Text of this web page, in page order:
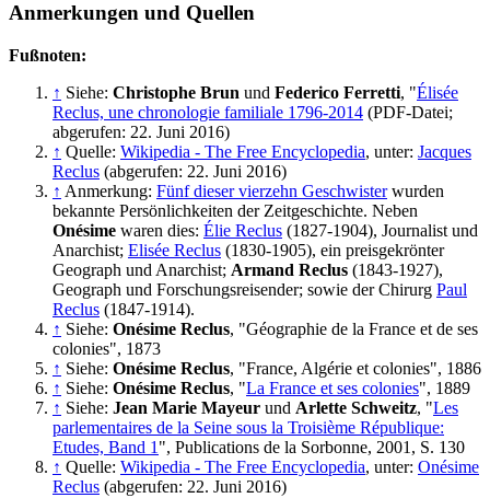
Anmerkungen und Quellen
Fußnoten:
↑ Siehe: Christophe Brun und Federico Ferretti, "Élisée
Reclus, une chronologie familiale 1796-2014 (PDF-Datei;
abgerufen: 22. Juni 2016)
↑ Quelle: Wikipedia - The Free Encyclopedia, unter: Jacques
Reclus (abgerufen: 22. Juni 2016)
↑ Anmerkung: Fünf dieser vierzehn Geschwisterwurden
bekannte Persönlichkeiten der Zeitgeschichte. Neben
Onésime waren dies: Élie Reclus (1827-1904), Journalist und
Anarchist; Elisée Reclus (1830-1905), ein preisgekrönter
Geograph und Anarchist; Armand Reclus (1843-1927),
Geograph und Forschungsreisender; sowie der Chirurg Paul
Reclus (1847-1914).
↑ Siehe: Onésime Reclus, "Géographie de la France et de ses
colonies", 1873
↑ Siehe: Onésime Reclus, "France, Algérie et colonies", 1886
↑ Siehe: Onésime Reclus, "La France et ses colonies", 1889
↑ Siehe: Jean Marie Mayeur und Arlette Schweitz, "Les
parlementaires de la Seine sous la Troisième République:
Etudes, Band 1 ", Publications de la Sorbonne, 2001, S. 130
↑ Quelle: Wikipedia - The Free Encyclopedia, unter: Onésime
Reclus (abgerufen: 22. Juni 2016)